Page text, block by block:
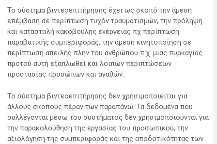
Το σύστημα βιντεοεπιτήρησης έχει ως σκοπό την άμεση
επέμβαση σε περίπτωση τυχόν τραυματισμών, την πρόληψη
και καταστολή κακόβουλης ενέργειας πχ περίπτωση
παραβατικής συμπεριφοράς, την άμεση κινητοποίηση σε
περίπτωση απειλής πλην του ανθρώπου π.χ. μιας πυρκαγιάς
προτού αυτή εξαπλωθεί και λοιπών περιπτώσεων
προστασίας προσώπων και αγαθών.
Το σύστημα βιντεοεπιτήρησης δεν χρησιμοποιείται για
άλλους σκοπούς πέραν των παραπάνω. Τα δεδομένα που
συλλέγονται μέσω του συστήματος δεν χρησιμοποιούνται για
την παρακολούθηση της εργασίας του προσωπικού, την
αξιολόγηση της συμπεριφοράς και της αποδοτικότητας των